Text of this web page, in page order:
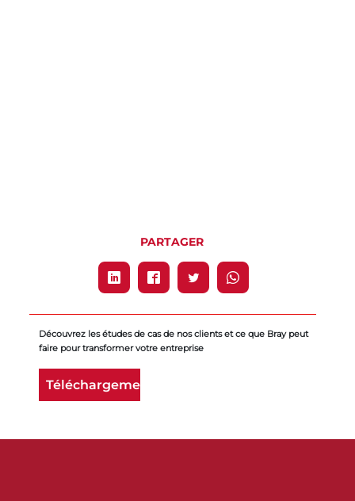
PARTAGER
Découvrez les études de cas de nos clients et ce que Bray peut
faire pour transformer votre entreprise
Téléchargement